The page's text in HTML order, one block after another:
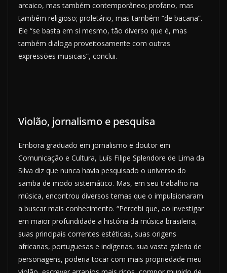
arcaico, mas também contemporâneo; profano, mas
também religioso; proletário, mas também “de bacana”.
Ele “se basta em si mesmo, tão diverso que é, mas
também dialoga proveitosamente com outras
expressões musicais”, conclui.
Violão, jornalismo e pesquisa
Embora graduado em jornalismo e doutor em
Comunicação e Cultura, Luís Filipe Splendore de Lima da
Silva diz que nunca havia pesquisado o universo do
samba de modo sistemático. Mas, em seu trabalho na
música, encontrou diversos temas que o impulsionaram
a buscar mais conhecimento. “Percebi que, ao investigar
em maior profundidade a história da música brasileira,
suas principais correntes estéticas, suas origens
africanas, portuguesas e indígenas, sua vasta galeria de
personagens, poderia tocar com mais propriedade meu